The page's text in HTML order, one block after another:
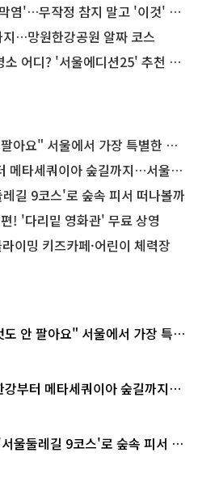
무작정 참지 말고 '이것' 해보세요!
…망원한강공원 알짜 코스
어디? '서울에디션25' 추천 코스
서울에서 가장 특별한 편의점의 정체
쿼이아 숲길까지…서울둘레길 15코스
길 9코스'로 숲속 피서 떠나볼까
! '다리밑 영화관' 무료 상영
이밍 키즈카페·어린이 체력장
안 팔아요" 서울에서 가장 특별
강부터 메타세쿼이아 숲길까지…
울둘레길 9코스'로 숲속 피서 떠